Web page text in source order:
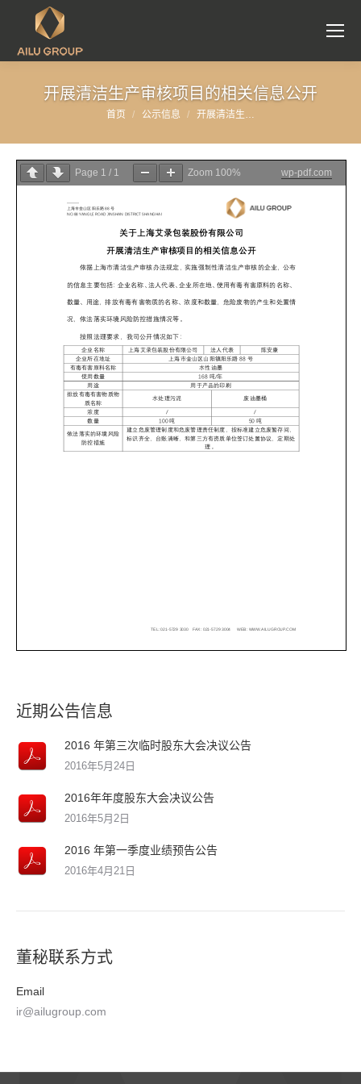
开展清洁生产审核项目的相关信息公开
您在这里：
首页 公示信息 开展清洁生…
Page 1 / 1 Zoom 100% wp-pdf.com
近期公告信息
2016 年第三次临时股东大会决议公告
2016年5月24日
2016年年度股东大会决议公告
2016年5月2日
2016 年第一季度业绩预告公告
2016年4月21日
董秘联系方式
Email
ir@ailugroup.com